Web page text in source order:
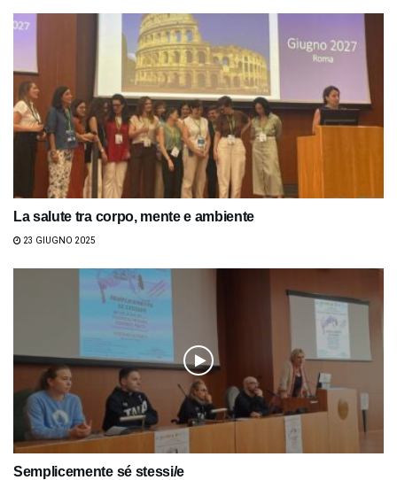
La salute tra corpo, mente e ambiente
23 GIUGNO 2025
Semplicemente sé stessi/e